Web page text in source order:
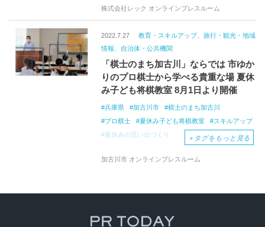
アトレ竹芝
キッズ向けイベント
コーディネート
ワークショップ
レンタル衣装
オリジナル万華鏡作り
株式会社レック オンラインプレスルーム
2022.7.27
教育・スキルアップ、旅行・観光・地域
情報、自治体・公共機関
「棋士のまち加古川」ならでは 市ゆか
りのプロ棋士から学べる貴重な場 夏休
み子ども将棋教室 8月1日より開催
兵庫県 加古川市
棋士のまち加古川
プロ棋士
夏休み子ども将棋教室
スキルアップ
夏休みの思い出づくり
藤原直哉七段
加古川市ウェルネス協会
＋ タグをもっと見る
加古川市 オンラインプレスルーム